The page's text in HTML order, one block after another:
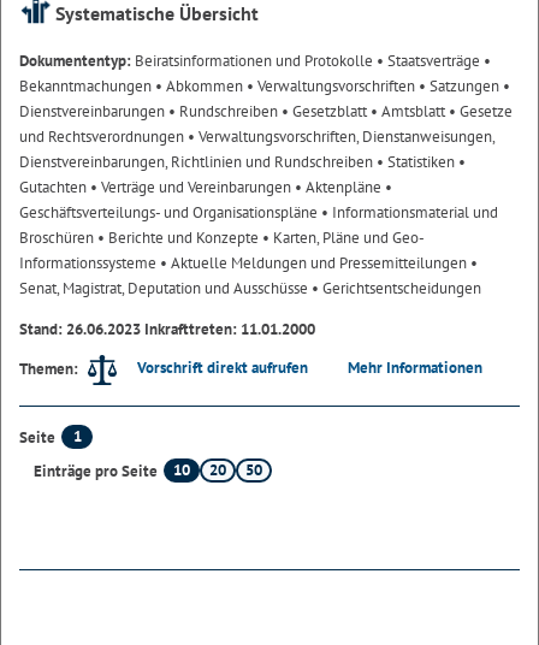
Systematische Übersicht
Dokumententyp: Beiratsinformationen und Protokolle • Staatsverträge •
Bekanntmachungen • Abkommen • Verwaltungsvorschriften • Satzungen •
Dienstvereinbarungen • Rundschreiben • Gesetzblatt• Amtsblatt• Gesetze
und Rechtsverordnungen • Verwaltungsvorschriften, Dienstanweisungen,
Dienstvereinbarungen, Richtlinien und Rundschreiben • Statistiken •
Gutachten • Verträge und Vereinbarungen • Aktenpläne •
Geschäftsverteilungs- und Organisationspläne • Informationsmaterial und
Broschüren • Berichte und Konzepte • Karten, Pläne und Geo-
Informationssysteme • Aktuelle Meldungen und Pressemitteilungen •
Senat, Magistrat, Deputation und Ausschüsse • Gerichtsentscheidungen
Stand: 26.06.2023 Inkrafttreten: 11.01.2000
Themen:
Vorschrift direkt aufrufen Mehr Informationen
Seite
1
Einträge pro Seite
10 20 50